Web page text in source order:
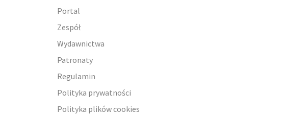
Portal
Zespół
Wydawnictwa
Patronaty
Regulamin
Polityka prywatności
Polityka plików cookies